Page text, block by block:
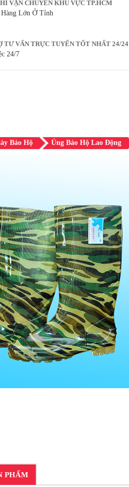
VẬN CHUYỂN KHU VỰC TP.HCM
Lớn Ở Tỉnh
TƯ VẤN TRỰC TUYẾN TỐT NHẤT 24/24
24/7
Bảo Hộ Ủng Bảo Hộ Lao Động
PHẨM